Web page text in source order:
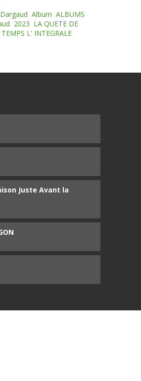
Dargaud Album ALBUMS
2023 LA QUETE DE
L' INTEGRALE
Juste Avant la